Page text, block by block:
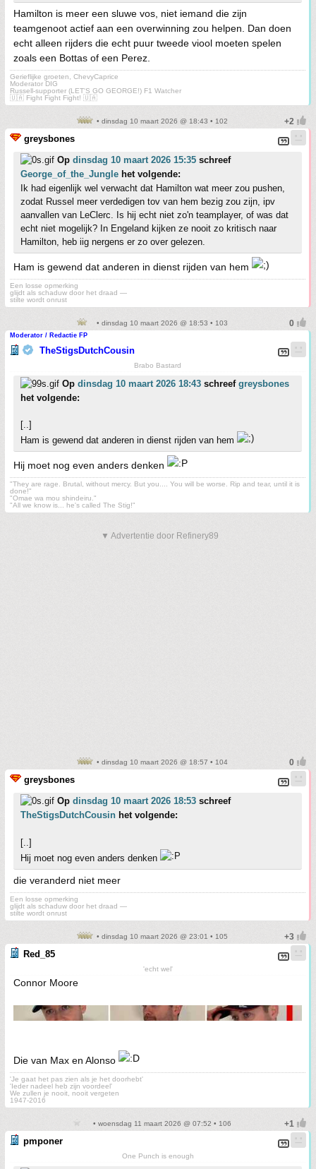
Hamilton is meer een sluwe vos, niet iemand die zijn
teamgenoot actief aan een overwinning zou helpen. Dan doen
echt alleen rijders die echt puur tweede viool moeten spelen
zoals een Bottas of een Perez.
Gerieflijke groeten, ChevyCaprice
Moderator DIG
Russell-supporter (LET'S GO GEORGE!) F1 Watcher
🇺🇦 Fight Fight Fight! 🇺🇦
• dinsdag 10 maart 2026 @ 18:43 • 102
greysbones
Op dinsdag 10 maart 2026 15:35 schreef
George_of_the_Jungle het volgende:
Ik had eigenlijk wel verwacht dat Hamilton wat meer zou pushen,
zodat Russel meer verdedigen tov van hem bezig zou zijn, ipv
aanvallen van LeClerc. Is hij echt niet zo'n teamplayer, of was dat
echt niet mogelijk? In Engeland kijken ze nooit zo kritisch naar
Hamilton, heb iig nergens er zo over gelezen.
Ham is gewend dat anderen in dienst rijden van hem
Een losse opmerking
glijdt als schaduw door het draad —
stilte wordt onrust
• dinsdag 10 maart 2026 @ 18:53 • 103
Moderator / Redactie FP
TheStigsDutchCousin
Brabo Bastard
Op dinsdag 10 maart 2026 18:43 schreef greysbones
het volgende:
[..]
Ham is gewend dat anderen in dienst rijden van hem
Hij moet nog even anders denken
"They are rage. Brutal, without mercy. But you.... You will be worse. Rip and tear, until it is
done!"
"Omae wa mou shindeiru."
"All we know is... he's called The Stig!"
▼ Advertentie door Refinery89
• dinsdag 10 maart 2026 @ 18:57 • 104
greysbones
Op dinsdag 10 maart 2026 18:53 schreef
TheStigsDutchCousin het volgende:
[..]
Hij moet nog even anders denken
die veranderd niet meer
Een losse opmerking
glijdt als schaduw door het draad —
stilte wordt onrust
• dinsdag 10 maart 2026 @ 23:01 • 105
Red_85
'echt wel'
Connor Moore
Die van Max en Alonso
'Je gaat het pas zien als je het doorhebt'
'Ieder nadeel heb zijn voordeel'
We zullen je nooit, nooit vergeten
1947-2016
• woensdag 11 maart 2026 @ 07:52 • 106
pmponer
One Punch is enough